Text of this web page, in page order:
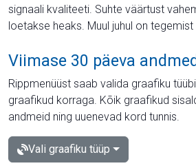
signaali kvaliteeti. Suhte väärtust
loetakse heaks. Muul juhul on tegemist
Viimase 30 päeva
Rippmenüüst saab valida graafiku
graafikud korraga. Kõik graafikud
andmeid ning uuenevad kord tunnis.
Vali graafiku tüüp